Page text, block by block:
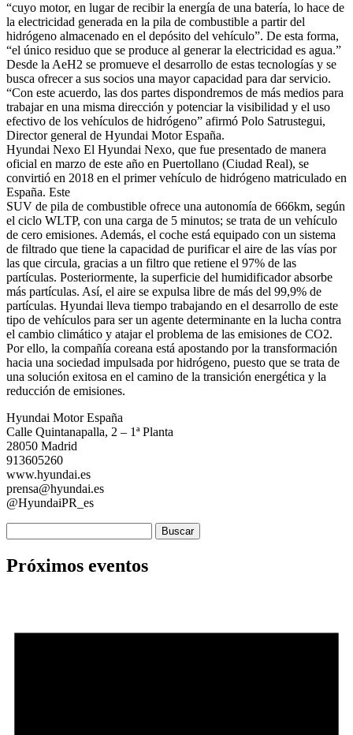
“cuyo motor, en lugar de recibir la energía de una batería, lo hace de
la electricidad generada en la pila de combustible a partir del
hidrógeno almacenado en el depósito del vehículo”. De esta forma,
“el único residuo que se produce al generar la electricidad es agua.”
Desde la AeH2 se promueve el desarrollo de estas tecnologías y se
busca ofrecer a sus socios una mayor capacidad para dar servicio.
“Con este acuerdo, las dos partes dispondremos de más medios para
trabajar en una misma dirección y potenciar la visibilidad y el uso
efectivo de los vehículos de hidrógeno” afirmó Polo Satrustegui,
Director general de Hyundai Motor España.
Hyundai Nexo El Hyundai Nexo, que fue presentado de manera
oficial en marzo de este año en Puertollano (Ciudad Real), se
convirtió en 2018 en el primer vehículo de hidrógeno matriculado en
España. Este
SUV de pila de combustible ofrece una autonomía de 666km, según
el ciclo WLTP, con una carga de 5 minutos; se trata de un vehículo
de cero emisiones. Además, el coche está equipado con un sistema
de filtrado que tiene la capacidad de purificar el aire de las vías por
las que circula, gracias a un filtro que retiene el 97% de las
partículas. Posteriormente, la superficie del humidificador absorbe
más partículas. Así, el aire se expulsa libre de más del 99,9% de
partículas. Hyundai lleva tiempo trabajando en el desarrollo de este
tipo de vehículos para ser un agente determinante en la lucha contra
el cambio climático y atajar el problema de las emisiones de CO2.
Por ello, la compañía coreana está apostando por la transformación
hacia una sociedad impulsada por hidrógeno, puesto que se trata de
una solución exitosa en el camino de la transición energética y la
reducción de emisiones.
Hyundai Motor España
Calle Quintanapalla, 2 – 1ª Planta
28050 Madrid
913605260
www.hyundai.es
prensa@hyundai.es
@HyundaiPR_es
Próximos eventos